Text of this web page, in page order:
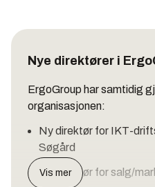
Nye direktører i
ErgoGroup har samtidig
organisasjonen:
Ny direktør for IKT-
Søgård
Ny direktør for salg/
Vis mer